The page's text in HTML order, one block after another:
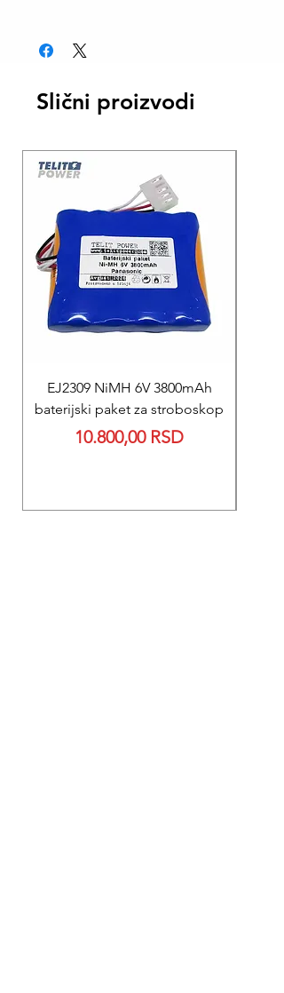
Slični proizvodi
EJ2309 NiMH 6V 3800mAh
baterijski paket za stroboskop
Price
10.800,00 RSD